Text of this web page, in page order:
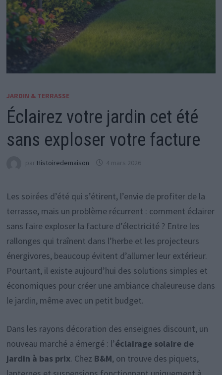
JARDIN & TERRASSE
Éclairez votre jardin cet été
sans exploser votre facture
par Histoiredemaison 4 mars 2026
Les soirées d’été qui s’étirent, l’envie de profiter de la
terrasse, mais un problème récurrent : comment éclairer
sans faire exploser la facture d’électricité ? Entre les
rallonges qui traînent dans l’herbe et les projecteurs
énergivores, beaucoup évitent d’allumer leur extérieur.
Pourtant, il existe aujourd’hui des solutions simples et
économiques pour créer une ambiance chaleureuse dans
le jardin, même avec un petit budget.
Dans les rayons décoration des enseignes discount, un
nouveau marché a émergé : l’éclairage solaire de
jardin à bas prix. Chez B&M, on trouve des piquets,